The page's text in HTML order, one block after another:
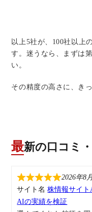
以上5社が、100社以上
す。迷うなら、まずは
い。
その精度の高さに、き
最新の口コミ
2026年8
サイト名株情報サイト
AIの実績を検証